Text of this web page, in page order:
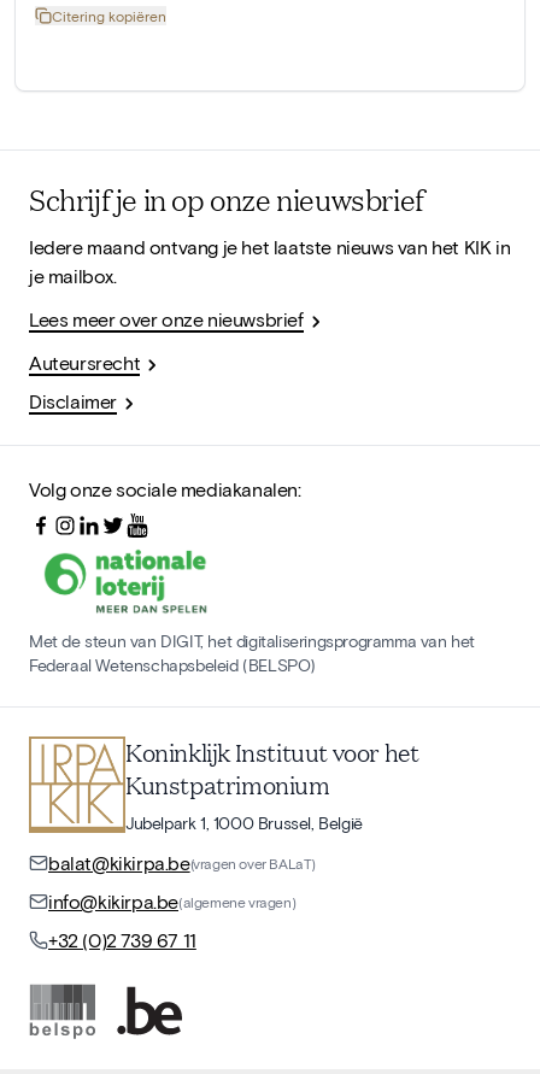
Citering kopiëren
Schrijf je in op onze nieuwsbrief
Iedere maand ontvang je het laatste nieuws van het KIK in
je mailbox.
Lees meer over onze nieuwsbrief
Auteursrecht
Disclaimer
Volg onze sociale mediakanalen:
Met de steun van DIGIT, het digitaliseringsprogramma van het
Federaal Wetenschapsbeleid (BELSPO)
Koninklijk Instituut voor het
Kunstpatrimonium
Jubelpark 1, 1000 Brussel, België
balat@kikirpa.be(vragen over BALaT)
info@kikirpa.be(algemene vragen)
+32 (0)2 739 67 11